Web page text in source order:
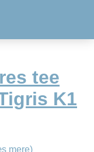
tee
K1
mere)